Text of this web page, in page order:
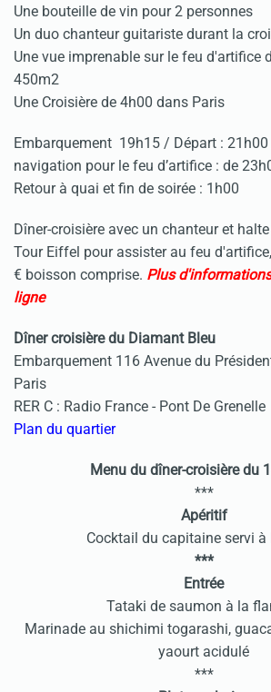
Une bouteille de vin pour 2 personnes
Un duo chanteur guitariste durant la
Une vue imprenable sur le feu d'artifice
450m2
Une Croisière de 4h00 dans Paris
Embarquement 19h15 / Départ :
navigation pour le feu d’artifice : de
Retour à quai et fin de soirée : 1h00
Dîner-croisière avec un chanteur et
Tour Eiffel pour assister au feu
€ boisson comprise. Plus
ligne
Dîner croisière du Diamant Bleu
Embarquement 116 Avenue du
Paris
RER C : Radio France - Pont De Grenelle
Plan du quartier
Menu du dîner-croisière du
***
Apéritif
Cocktail du capitaine servi à
***
Entrée
Tataki de saumon à la
Marinade au shichimi togarashi,
yaourt acidulé
***